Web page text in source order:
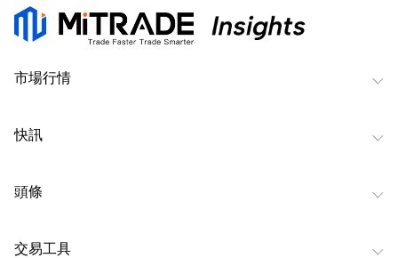
市場行情
快訊
頭條
交易工具